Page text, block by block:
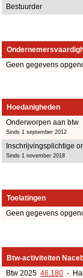
Bestuurder
Geen gegevens
Hoedanigheden
Onderworpen aan btw
Sinds 1 september 2012
Inschrijvingsplichtige
Sinds 1 november 2018
Toelatingen
Geen gegevens
Btw-activiteiten
Btw 2025 46.180 -